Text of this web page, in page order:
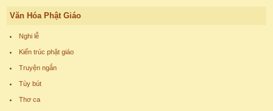
Văn Hóa Phật Giáo
Nghi lễ
Kiến trúc phật giáo
Truyện ngắn
Tùy bút
Thơ ca